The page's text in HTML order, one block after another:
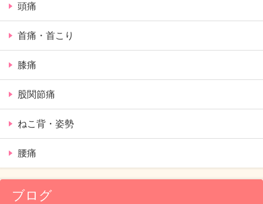
頭痛
首痛・首こり
膝痛
股関節痛
ねこ背・姿勢
腰痛
ブログ